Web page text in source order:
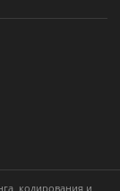
кодирования и